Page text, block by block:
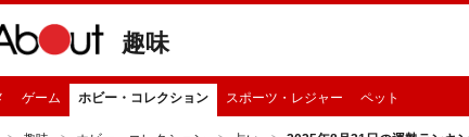
趣味
ゲーム ホビー・コレクション スポーツ・レジャー ペット